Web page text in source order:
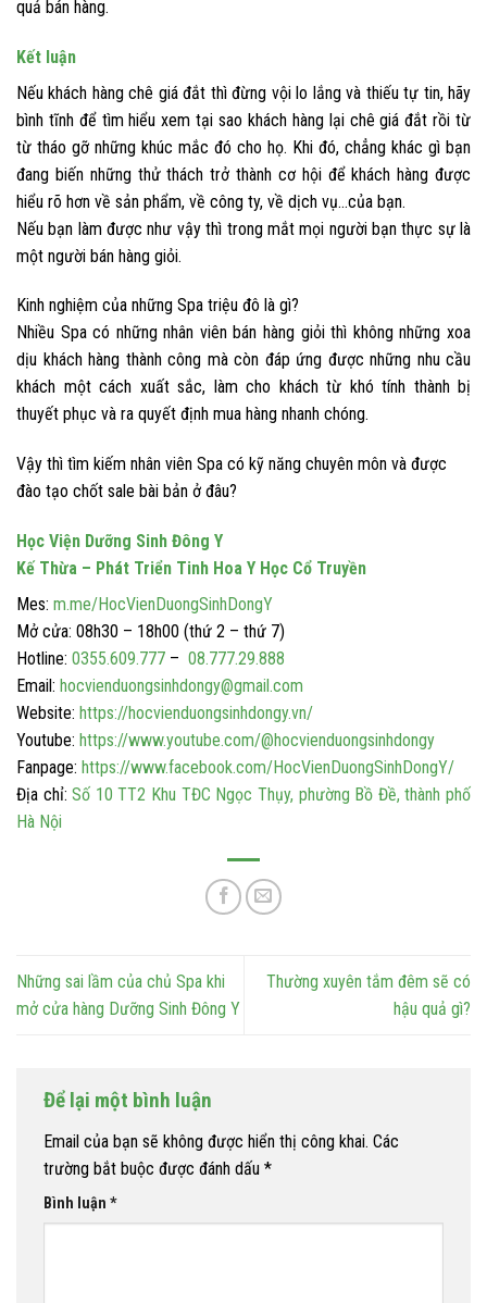
quả bán hàng.
Kết luận
Nếu khách hàng chê giá đắt thì đừng vội lo lắng và thiếu tự tin, hãy
bình tĩnh để tìm hiểu xem tại sao khách hàng lại chê giá đắt rồi từ
từ tháo gỡ những khúc mắc đó cho họ. Khi đó, chẳng khác gì bạn
đang biến những thử thách trở thành cơ hội để khách hàng được
hiểu rõ hơn về sản phẩm, về công ty, về dịch vụ…của bạn.
Nếu bạn làm được như vậy thì trong mắt mọi người bạn thực sự là
một người bán hàng giỏi.
Kinh nghiệm của những Spa triệu đô là gì?
Nhiều Spa có những nhân viên bán hàng giỏi thì không những xoa
dịu khách hàng thành công mà còn đáp ứng được những nhu cầu
khách một cách xuất sắc, làm cho khách từ khó tính thành bị
thuyết phục và ra quyết định mua hàng nhanh chóng.
Vậy thì tìm kiếm nhân viên Spa có kỹ năng chuyên môn và được
đào tạo chốt sale bài bản ở đâu?
Học Viện Dưỡng Sinh Đông Y
Kế Thừa – Phát Triển Tinh Hoa Y Học Cổ Truyền
Mes: m.me/HocVienDuongSinhDongY
Mở cửa: 08h30 – 18h00 (thứ 2 – thứ 7)
Hotline: 0355.609.777 – 08.777.29.888
Email: hocvienduongsinhdongy@gmail.com
Website: https://hocvienduongsinhdongy.vn/
Youtube: https://www.youtube.com/@hocvienduongsinhdongy
Fanpage: https://www.facebook.com/HocVienDuongSinhDongY/
Địa chỉ:Số 10 TT2 Khu TĐC Ngọc Thụy, phường Bồ Đề, thành phố
Hà Nội
Những sai lầm của chủ Spa khi
mở cửa hàng Dưỡng Sinh Đông Y
Thường xuyên tắm đêm sẽ có
hậu quả gì?
Để lại một bình luận
Email của bạn sẽ không được hiển thị công khai. Các
trường bắt buộc được đánh dấu *
Bình luận *